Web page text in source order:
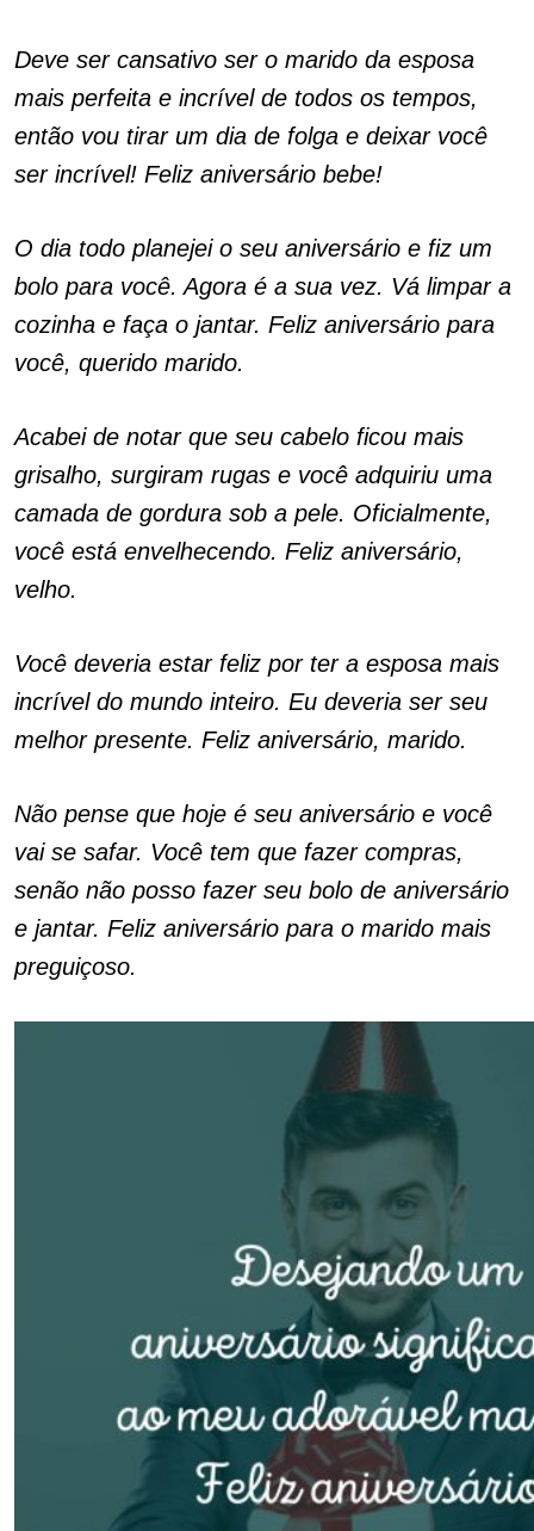
Deve ser cansativo ser o marido da esposa
mais perfeita e incrível de todos os tempos,
então vou tirar um dia de folga e deixar você
ser incrível! Feliz aniversário bebe!
O dia todo planejei o seu aniversário e fiz um
bolo para você. Agora é a sua vez. Vá limpar a
cozinha e faça o jantar. Feliz aniversário para
você, querido marido.
Acabei de notar que seu cabelo ficou mais
grisalho, surgiram rugas e você adquiriu uma
camada de gordura sob a pele. Oficialmente,
você está envelhecendo. Feliz aniversário,
velho.
Você deveria estar feliz por ter a esposa mais
incrível do mundo inteiro. Eu deveria ser seu
melhor presente. Feliz aniversário, marido.
Não pense que hoje é seu aniversário e você
vai se safar. Você tem que fazer compras,
senão não posso fazer seu bolo de aniversário
e jantar. Feliz aniversário para o marido mais
preguiçoso.